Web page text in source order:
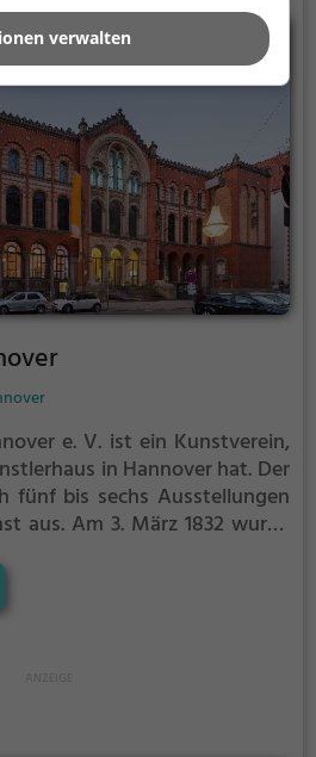
e. V. ist ein Kunstverein,
in Hannover hat. Der
fünf bis sechs Ausstellungen
aus. Am 3. März 1832 wurde
Bernhard Hausmann, ein
und Hofkramer des
verwalten